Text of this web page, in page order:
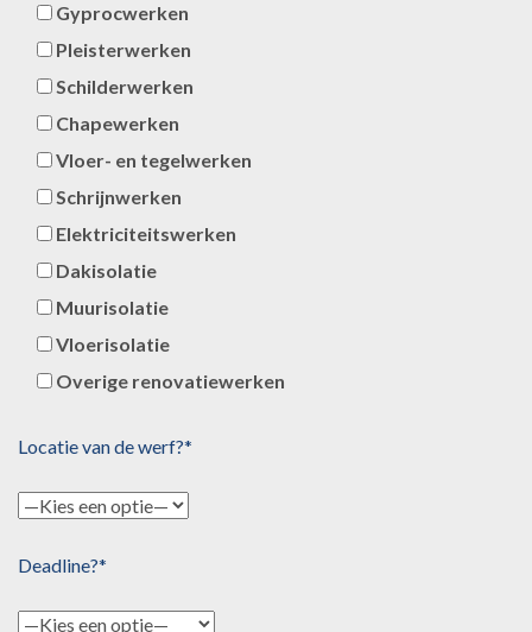
Gyprocwerken
Pleisterwerken
Schilderwerken
Chapewerken
Vloer- en tegelwerken
Schrijnwerken
Elektriciteitswerken
Dakisolatie
Muurisolatie
Vloerisolatie
Overige renovatiewerken
Locatie van de werf?*
Deadline?*